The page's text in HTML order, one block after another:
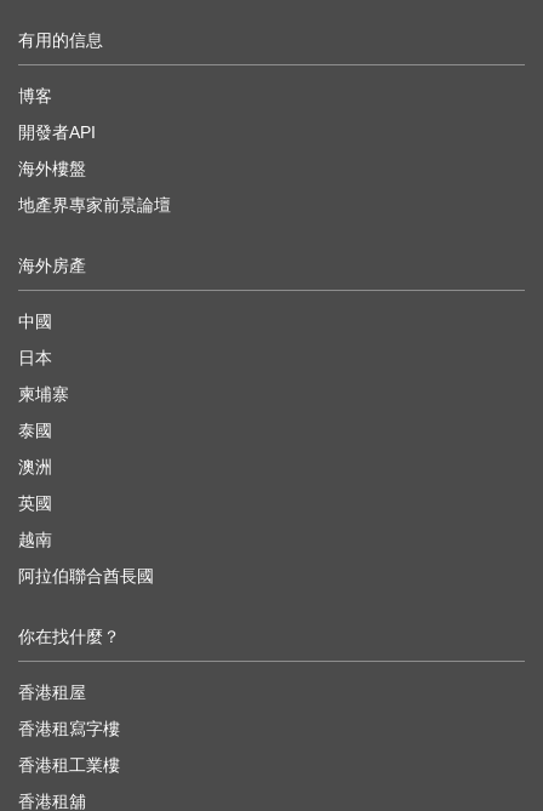
有用的信息
博客
開發者API
海外樓盤
地產界專家前景論壇
海外房產
中國
日本
柬埔寨
泰國
澳洲
英國
越南
阿拉伯聯合酋長國
你在找什麼？
香港租屋
香港租寫字樓
香港租工業樓
香港租舖